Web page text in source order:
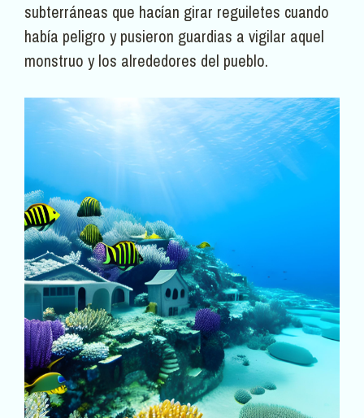
subterráneas que hacían girar reguiletes cuando
había peligro y pusieron guardias a vigilar aquel
monstruo y los alrededores del pueblo.